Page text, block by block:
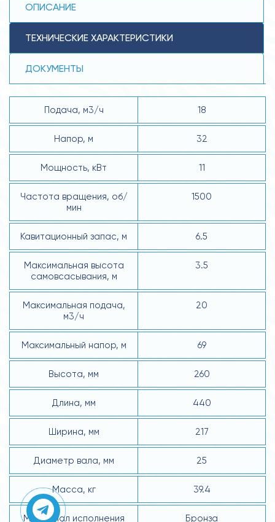
ОПИСАНИЕ
ТЕХНИЧЕСКИЕ ХАРАКТЕРИСТИКИ
ДОКУМЕНТЫ
Подача, м3/ч 18
Напор, м 32
Мощность, кВт 11
Частота вращения, об/
мин
1500
Кавитационный запас, м 6.5
Максимальная высота
самовсасывания, м
3.5
Максимальная подача,
м3/ч
20
Максимальный напор, м 69
Высота, мм 260
Длина, мм 440
Ширина, мм 217
Диаметр вала, мм 25
Масса, кг 39.4
Материал исполнения Бронза